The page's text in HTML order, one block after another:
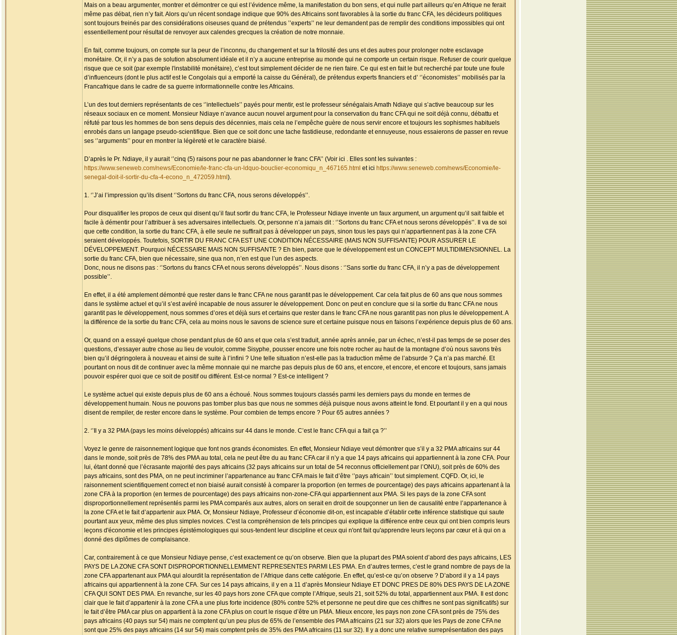
Mais on a beau argumenter, montrer et démontrer ce qui est l’évidence même, la manifestation du bon sens, et qui nulle part ailleurs qu’en Afrique ne ferait
même pas débat, rien n’y fait. Alors qu’un récent sondage indique que 90% des Africains sont favorables à la sortie du franc CFA, les décideurs politiques
sont toujours freinés par des considérations oiseuses quand de prétendus ’’experts’’ ne leur demandent pas de remplir des conditions impossibles qui ont
essentiellement pour résultat de renvoyer aux calendes grecques la création de notre monnaie.
En fait, comme toujours, on compte sur la peur de l’inconnu, du changement et sur la frilosité des uns et des autres pour prolonger notre esclavage
monétaire. Or, il n’y a pas de solution absolument idéale et il n’y a aucune entreprise au monde qui ne comporte un certain risque. Refuser de courir quelque
risque que ce soit (par exemple l'instabilité monétaire), c’est tout simplement décider de ne rien faire. Ce qui est en fait le but recherché par toute une foule
d’influenceurs (dont le plus actif est le Congolais qui a emporté la caisse du Général), de prétendus experts financiers et d’ ‘’économistes’’ mobilisés par la
Francafrique dans le cadre de sa guerre informationnelle contre les Africains.
L’un des tout derniers représentants de ces ‘’intellectuels’’ payés pour mentir, est le professeur sénégalais Amath Ndiaye qui s’active beaucoup sur les
réseaux sociaux en ce moment. Monsieur Ndiaye n’avance aucun nouvel argument pour la conservation du franc CFA qui ne soit déjà connu, débattu et
réfuté par tous les hommes de bon sens depuis des décennies, mais cela ne l’empêche guère de nous servir encore et toujours les sophismes habituels
enrobés dans un langage pseudo-scientifique. Bien que ce soit donc une tache fastidieuse, redondante et ennuyeuse, nous essaierons de passer en revue
ses ‘’arguments’’ pour en montrer la légèreté et le caractère biaisé.
D’après le Pr. Ndiaye, il y aurait ‘’cinq (5) raisons pour ne pas abandonner le franc CFA’’ (Voir ici . Elles sont les suivantes :
https://www.seneweb.com/news/Economie/le-franc-cfa-un-ldquo-bouclier-economiqu_n_467165.html et ici https://www.seneweb.com/news/Economie/le-
senegal-doit-il-sortir-du-cfa-4-econo_n_472059.html ).
1. ‘’J’ai l’impression qu’ils disent ‘’Sortons du franc CFA, nous serons développés’’.
Pour disqualifier les propos de ceux qui disent qu’il faut sortir du franc CFA, le Professeur Ndiaye invente un faux argument, un argument qu’il sait faible et
facile à démentir pour l’attribuer à ses adversaires intellectuels. Or, personne n’a jamais dit : ‘’Sortons du franc CFA et nous serons développés’’. Il va de soi
que cette condition, la sortie du franc CFA, à elle seule ne suffirait pas à développer un pays, sinon tous les pays qui n’appartiennent pas à la zone CFA
seraient développés. Toutefois, SORTIR DU FRANC CFA EST UNE CONDITION NÉCESSAIRE (MAIS NON SUFFISANTE) POUR ASSURER LE
DÉVELOPPEMENT. Pourquoi NÉCESSAIRE MAIS NON SUFFISANTE ? Eh bien, parce que le développement est un CONCEPT MULTIDIMENSIONNEL. La
sortie du franc CFA, bien que nécessaire, sine qua non, n’en est que l’un des aspects.
Donc, nous ne disons pas : ‘’Sortons du francs CFA et nous serons développés’’. Nous disons : ‘’Sans sortie du franc CFA, il n’y a pas de développement
possible’’.
En effet, il a été amplement démontré que rester dans le franc CFA ne nous garantit pas le développement. Car cela fait plus de 60 ans que nous sommes
dans le système actuel et qu’il s’est avéré incapable de nous assurer le développement. Donc on peut en conclure que si la sortie du franc CFA ne nous
garantit pas le développement, nous sommes d’ores et déjà surs et certains que rester dans le franc CFA ne nous garantit pas non plus le développement. A
la différence de la sortie du franc CFA, cela au moins nous le savons de science sure et certaine puisque nous en faisons l’expérience depuis plus de 60 ans.
Or, quand on a essayé quelque chose pendant plus de 60 ans et que cela s’est traduit, année après année, par un échec, n’est-il pas temps de se poser des
questions, d’essayer autre chose au lieu de vouloir, comme Sisyphe, pousser encore une fois notre rocher au haut de la montagne d’où nous savons très
bien qu’il dégringolera à nouveau et ainsi de suite à l’infini ? Une telle situation n’est-elle pas la traduction même de l’absurde ? Ça n’a pas marché. Et
pourtant on nous dit de continuer avec la même monnaie qui ne marche pas depuis plus de 60 ans, et encore, et encore, et encore et toujours, sans jamais
pouvoir espérer quoi que ce soit de positif ou différent. Est-ce normal ? Est-ce intelligent ?
Le système actuel qui existe depuis plus de 60 ans a échoué. Nous sommes toujours classés parmi les derniers pays du monde en termes de
développement humain. Nous ne pouvons pas tomber plus bas que nous ne sommes déjà puisque nous avons atteint le fond. Et pourtant il y en a qui nous
disent de rempiler, de rester encore dans le système. Pour combien de temps encore ? Pour 65 autres années ?
2. ‘’Il y a 32 PMA (pays les moins développés) africains sur 44 dans le monde. C’est le franc CFA qui a fait ça ?’’
Voyez le genre de raisonnement logique que font nos grands économistes. En effet, Monsieur Ndiaye veut démontrer que s’il y a 32 PMA africains sur 44
dans le monde, soit près de 78% des PMA au total, cela ne peut être du au franc CFA car il n’y a que 14 pays africains qui appartiennent à la zone CFA. Pour
lui, étant donné que l’écrasante majorité des pays africains (32 pays africains sur un total de 54 reconnus officiellement par l’ONU), soit près de 60% des
pays africains, sont des PMA, on ne peut incriminer l’appartenance au franc CFA mais le fait d’être ‘’pays africain’’ tout simplement. CQFD. Or, ici, le
raisonnement scientifiquement correct et non biaisé aurait consisté à comparer la proportion (en termes de pourcentage) des pays africains appartenant à la
zone CFA à la proportion (en termes de pourcentage) des pays africains non-zone-CFA qui appartiennent aux PMA. Si les pays de la zone CFA sont
disproportionnellement représentés parmi les PMA comparés aux autres, alors on serait en droit de soupçonner un lien de causalité entre l’appartenance à
la zone CFA et le fait d’appartenir aux PMA. Or, Monsieur Ndiaye, Professeur d’économie dit-on, est incapable d’établir cette inférence statistique qui saute
pourtant aux yeux, même des plus simples novices. C'est la compréhension de tels principes qui explique la différence entre ceux qui ont bien compris leurs
leçons d'économie et les principes épistémologiques qui sous-tendent leur discipline et ceux qui n'ont fait qu'apprendre leurs leçons par cœur et à qui on a
donné des diplômes de complaisance.
Car, contrairement à ce que Monsieur Ndiaye pense, c’est exactement ce qu’on observe. Bien que la plupart des PMA soient d’abord des pays africains, LES
PAYS DE LA ZONE CFA SONT DISPROPORTIONNELLEMMENT REPRESENTES PARMI LES PMA. En d’autres termes, c’est le grand nombre de pays de la
zone CFA appartenant aux PMA qui alourdit la représentation de l’Afrique dans cette catégorie. En effet, qu’est-ce qu’on observe ? D’abord il y a 14 pays
africains qui appartiennent à la zone CFA. Sur ces 14 pays africains, il y en a 11 d’après Monsieur Ndiaye ET DONC PRES DE 80% DES PAYS DE LA ZONE
CFA QUI SONT DES PMA. En revanche, sur les 40 pays hors zone CFA que compte l’Afrique, seuls 21, soit 52% du total, appartiennent aux PMA. Il est donc
clair que le fait d’appartenir à la zone CFA a une plus forte incidence (80% contre 52% et personne ne peut dire que ces chiffres ne sont pas significatifs) sur
le fait d’être PMA car plus on appartient à la zone CFA plus on court le risque d’être un PMA. Mieux encore, les pays non zone CFA sont près de 75% des
pays africains (40 pays sur 54) mais ne comptent qu’un peu plus de 65% de l’ensemble des PMA africains (21 sur 32) alors que les Pays de zone CFA ne
sont que 25% des pays africains (14 sur 54) mais comptent près de 35% des PMA africains (11 sur 32). Il y a donc une relative surreprésentation des pays